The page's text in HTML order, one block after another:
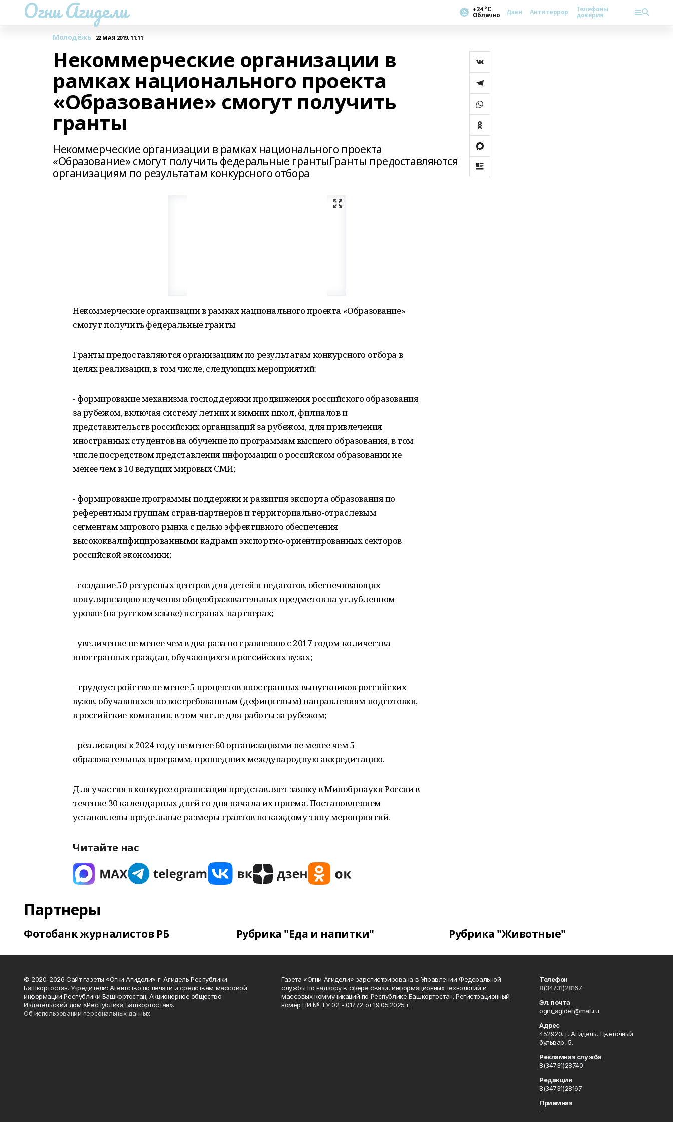
Огни Агидели +24 °С
Облачно Дзен Антитеррор Телефоны
доверия
Молодёжь 22 МАЯ 2019, 11:11
Некоммерческие организации в
рамках национального проекта
«Образование» смогут получить
гранты
Некоммерческие организации в рамках национального проекта
«Образование» смогут получить федеральные грантыГранты предоставляются
организациям по результатам конкурсного отбора
Некоммерческие организации в рамках национального проекта «Образование»
смогут получить федеральные гранты
Гранты предоставляются организациям по результатам конкурсного отбора в
целях реализации, в том числе, следующих мероприятий:
- формирование механизма господдержки продвижения российского образования
за рубежом, включая систему летних и зимних школ, филиалов и
представительств российских организаций за рубежом, для привлечения
иностранных студентов на обучение по программам высшего образования, в том
числе посредством представления информации о российском образовании не
менее чем в 10 ведущих мировых СМИ;
- формирование программы поддержки и развития экспорта образования по
референтным группам стран-партнеров и территориально-отраслевым
сегментам мирового рынка с целью эффективного обеспечения
высококвалифицированными кадрами экспортно-ориентированных секторов
российской экономики;
- создание 50 ресурсных центров для детей и педагогов, обеспечивающих
популяризацию изучения общеобразовательных предметов на углубленном
уровне (на русском языке) в странах-партнерах;
- увеличение не менее чем в два раза по сравнению с 2017 годом количества
иностранных граждан, обучающихся в российских вузах;
- трудоустройство не менее 5 процентов иностранных выпускников российских
вузов, обучавшихся по востребованным (дефицитным) направлениям подготовки,
в российские компании, в том числе для работы за рубежом;
- реализация к 2024 году не менее 60 организациями не менее чем 5
образовательных программ, прошедших международную аккредитацию.
Для участия в конкурсе организация представляет заявку в Минобрнауки России в
течение 30 календарных дней со дня начала их приема. Постановлением
установлены предельные размеры грантов по каждому типу мероприятий.
Читайте нас
Партнеры
Фотобанк журналистов РБ Рубрика "Еда и напитки" Рубрика "Животные"
© 2020-2026 Сайт газеты «Огни Агидели» г. Агидель Республики
Башкортостан. Учредители: Агентство по печати и средствам массовой
информации Республики Башкортостан; Акционерное общество
Издательский дом «Республика Башкортостан».
Об использовании персональных данных
Газета «Огни Агидели» зарегистрирована в Управлении Федеральной
службы по надзору в сфере связи, информационных технологий и
массовых коммуникаций по Республике Башкортостан. Регистрационный
номер ПИ № ТУ 02 - 01772 от 19.05.2025 г.
Телефон
8(34731)28167
Эл. почта
ogni_agideli@mail.ru
Адрес
452920. г. Агидель, Цветочный
бульвар, 5.
Рекламная служба
8(34731)28740
Редакция
8(34731)28167
Приемная
-